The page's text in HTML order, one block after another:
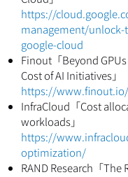
https://
management/
google-cloud
Finout「Beyond
Cost of AI Initiatives」
https://
InfraCloud「Cost
workloads」
https://
optimization/
RAND Research「The